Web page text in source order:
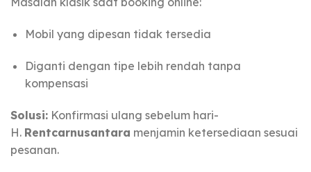
Mobil yang dipesan tidak tersedia
Diganti dengan tipe lebih rendah tanpa
kompensasi
Solusi: Konfirmasi ulang sebelum hari-
H. Rentcarnusantara menjamin ketersediaan sesuai
pesanan.